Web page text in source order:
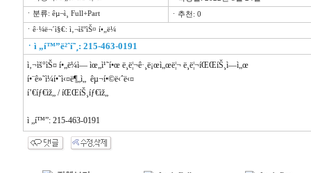
ㆍ분류: êµ¬ì¸ Full+Part
ㆍ추천: 0
ㆍê·¼ë¬´ì§€: ì‚¬ìš°ìŠ¤ í•„ë¼
ㆍ ì „í™”ë²ˆí˜¸: 215-463-0191
ì‚¬ìš°ìŠ¤ í•„ë¼ì— ìœ„ì¹˜í•œ ë¸ë¦¬ê·¸ë¡œì„œë¦¬ ë¸ë¦¬íŒŒíŠ¸ì—ì„œ
í•¨ê»˜ì¼í•˜ì‹¤ë¶„ì„ êµ¬í•©ë‹ˆë‹¤
í’€íƒ€ìž„ / íŒŒíŠ¸íƒ€ìž„
ì „í™”: 215-463-0191